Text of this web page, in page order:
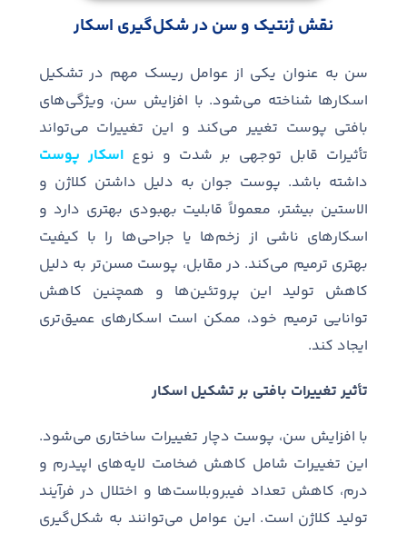
نقش ژنتیک و سن در شکلگیری اسکار
سن به عنوان یکی از عوامل ریسک مهم در تشکیل
اسکارها شناخته میشود. با افزایش سن، ویژگیهای
بافتی پوست تغییر میکند و این تغییرات میتواند
تأثیرات قابل توجهی بر شدت و نوع اسکار پوست
داشته باشد. پوست جوان به دلیل داشتن کلاژن و
الاستین بیشتر، معمولاً قابلیت بهبودی بهتری دارد و
اسکارهای ناشی از زخمها یا جراحیها را با کیفیت
بهتری ترمیم میکند. در مقابل، پوست مسنتر به دلیل
کاهش تولید این پروتئینها و همچنین کاهش
توانایی ترمیم خود، ممکن است اسکارهای عمیقتری
ایجاد کند.
تأثیر تغییرات بافتی بر تشکیل اسکار
با افزایش سن، پوست دچار تغییرات ساختاری میشود.
این تغییرات شامل کاهش ضخامت لایههای اپیدرم و
درم، کاهش تعداد فیبروبلاستها و اختلال در فرآیند
تولید کلاژن است. این عوامل میتوانند به شکلگیری